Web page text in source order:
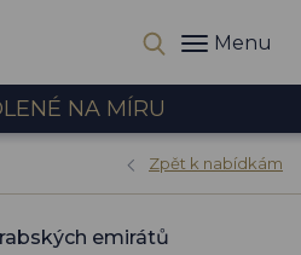
Menu
NA MÍRU
Zpět k nabídkám
emirátů